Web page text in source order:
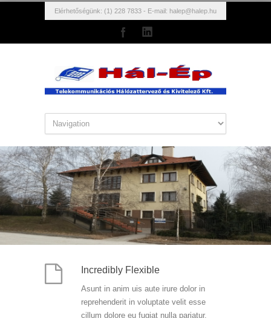
Elérhetőségünk: (1) 228 7833 - E-mail: halep@halep.hu
Incredibly Flexible
Asunt in anim uis aute irure dolor in
reprehenderit in voluptate velit esse
cillum dolore eu fugiat nulla pariatur.